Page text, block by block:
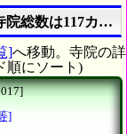
総数は117カ寺)
]へ移動。寺院の詳
順にソート)
]